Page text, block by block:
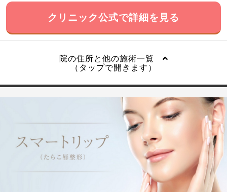
クリニック公式で詳細を見る
院の住所と他の施術一覧
（タップで開きます）